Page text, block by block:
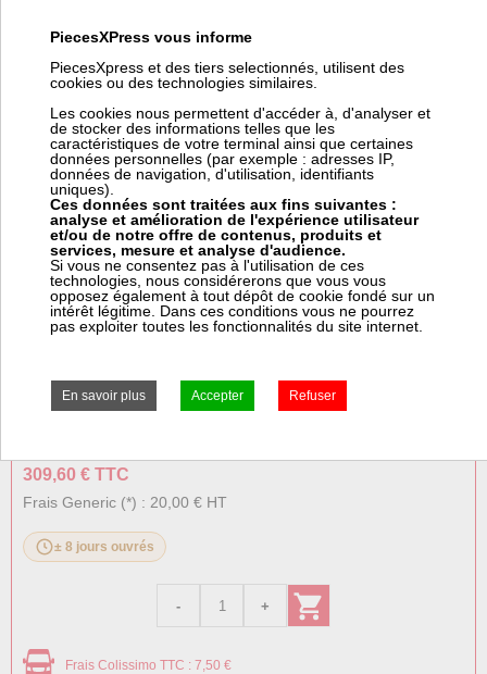
Longueur totale : 203 mm
Débit : 590 m³/h
Puissance : 73 Watt
Spécifique pour des hautes températures.
Ventilateur centrifuge EBM PAPST D4E133-DT46-L4 pour poêles à
pellets. Spécifique pour des hautes températures...
309,60 € TTC
Frais Generic (*) : 20,00 € HT
± 8 jours ouvrés
Frais Colissimo TTC : 7,50 €
PiecesXPress vous informe
PiecesXpress et des tiers selectionnés, utilisent des
cookies ou des technologies similaires.
Les cookies nous permettent d'accéder à, d'analyser et
de stocker des informations telles que les
caractéristiques de votre terminal ainsi que certaines
données personnelles (par exemple : adresses IP,
données de navigation, d'utilisation, identifiants
uniques).
Ces données sont traitées aux fins suivantes :
analyse et amélioration de l'expérience utilisateur
et/ou de notre offre de contenus, produits et
services, mesure et analyse d'audience.
Si vous ne consentez pas à l'utilisation de ces
technologies, nous considérerons que vous vous
opposez également à tout dépôt de cookie fondé sur un
intérêt légitime. Dans ces conditions vous ne pourrez
pas exploiter toutes les fonctionnalités du site internet.